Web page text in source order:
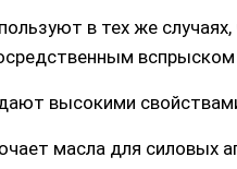
в тех же
высокими
масла для силовых